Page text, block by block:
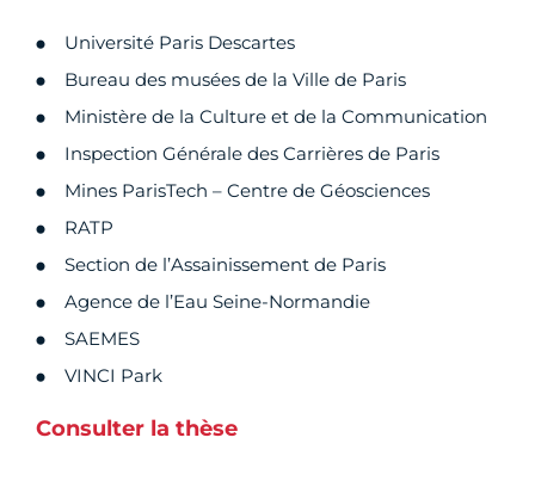
Université Paris Descartes
Bureau des musées de la Ville de Paris
Ministère de la Culture et de la Communication
Inspection Générale des Carrières de Paris
Mines ParisTech – Centre de Géosciences
RATP
Section de l’Assainissement de Paris
Agence de l’Eau Seine-Normandie
SAEMES
VINCI Park
Consulter la thèse